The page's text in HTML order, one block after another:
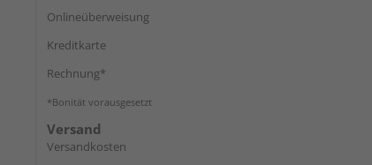
Onlineüberweisung
Kreditkarte
Rechnung*
*Bonität vorausgesetzt
Versand
Versandkosten